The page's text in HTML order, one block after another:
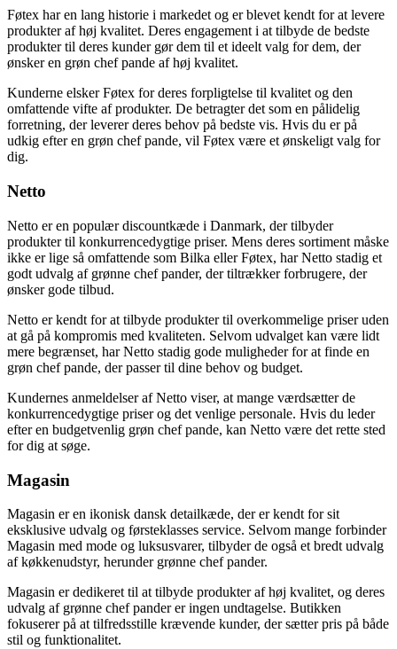
Føtex har en lang historie i markedet og er blevet kendt for at levere
produkter af høj kvalitet. Deres engagement i at tilbyde de bedste
produkter til deres kunder gør dem til et ideelt valg for dem, der
ønsker en grøn chef pande af høj kvalitet.
Kunderne elsker Føtex for deres forpligtelse til kvalitet og den
omfattende vifte af produkter. De betragter det som en pålidelig
forretning, der leverer deres behov på bedste vis. Hvis du er på
udkig efter en grøn chef pande, vil Føtex være et ønskeligt valg for
dig.
Netto
Netto er en populær discountkæde i Danmark, der tilbyder
produkter til konkurrencedygtige priser. Mens deres sortiment måske
ikke er lige så omfattende som Bilka eller Føtex, har Netto stadig et
godt udvalg af grønne chef pander, der tiltrækker forbrugere, der
ønsker gode tilbud.
Netto er kendt for at tilbyde produkter til overkommelige priser uden
at gå på kompromis med kvaliteten. Selvom udvalget kan være lidt
mere begrænset, har Netto stadig gode muligheder for at finde en
grøn chef pande, der passer til dine behov og budget.
Kundernes anmeldelser af Netto viser, at mange værdsætter de
konkurrencedygtige priser og det venlige personale. Hvis du leder
efter en budgetvenlig grøn chef pande, kan Netto være det rette sted
for dig at søge.
Magasin
Magasin er en ikonisk dansk detailkæde, der er kendt for sit
eksklusive udvalg og førsteklasses service. Selvom mange forbinder
Magasin med mode og luksusvarer, tilbyder de også et bredt udvalg
af køkkenudstyr, herunder grønne chef pander.
Magasin er dedikeret til at tilbyde produkter af høj kvalitet, og deres
udvalg af grønne chef pander er ingen undtagelse. Butikken
fokuserer på at tilfredsstille krævende kunder, der sætter pris på både
stil og funktionalitet.